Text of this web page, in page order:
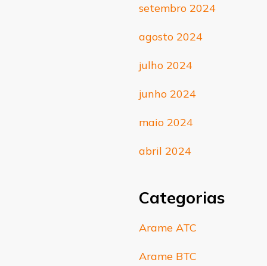
setembro 2024
agosto 2024
julho 2024
junho 2024
maio 2024
abril 2024
Categorias
Arame ATC
Arame BTC